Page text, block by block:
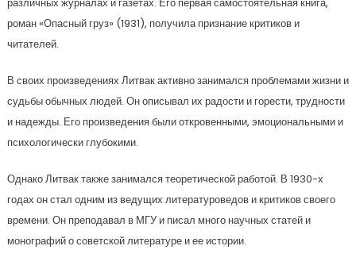
роман «Опасный груз» (1931), получила признание критиков и
читателей.
В своих произведениях Литвак активно занимался проблемами жизни и
судьбы обычных людей. Он описывал их радости и горести, трудности
и надежды. Его произведения были откровенными, эмоциональными и
психологически глубокими.
Однако Литвак также занимался теоретической работой. В 1930-х
годах он стал одним из ведущих литературоведов и критиков своего
времени. Он преподавал в МГУ и писал много научных статей и
монографий о советской литературе и ее истории.